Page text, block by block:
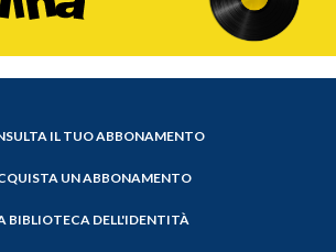
IL TUO ABBONAMENTO
UN ABBONAMENTO
BIBLIOTECA DELL'IDENTITÀ